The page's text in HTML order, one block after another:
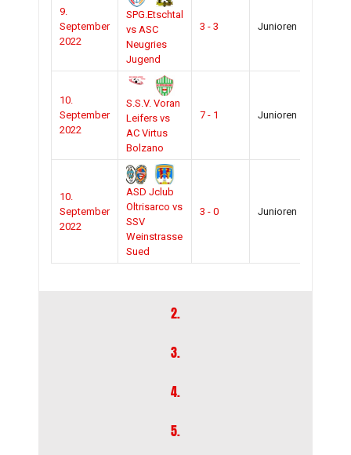
9.
September
2022
SPG.Etschtal
vs ASC
Neugries
Jugend
3 - 3 Junioren
10.
September
2022
S.S.V. Voran
Leifers vs
AC Virtus
Bolzano
7 - 1 Junioren
10.
September
2022
ASD Jclub
Oltrisarco vs
SSV
Weinstrasse
Sued
3 - 0 Junioren
2.
3.
4.
5.